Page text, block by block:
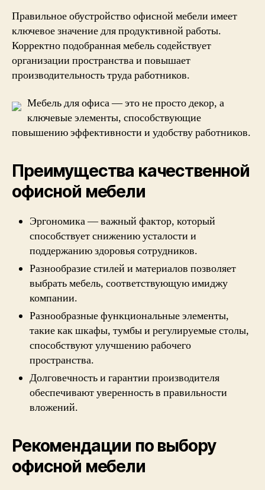
Правильное обустройство офисной мебели имеет
ключевое значение для продуктивной работы.
Корректно подобранная мебель содействует
организации пространства и повышает
производительность труда работников.
Мебель для офиса — это не просто декор, а
ключевые элементы, способствующие
повышению эффективности и удобству работников.
Преимущества качественной
офисной мебели
Эргономика — важный фактор, который
способствует снижению усталости и
поддержанию здоровья сотрудников.
Разнообразие стилей и материалов позволяет
выбрать мебель, соответствующую имиджу
компании.
Разнообразные функциональные элементы,
такие как шкафы, тумбы и регулируемые столы,
способствуют улучшению рабочего
пространства.
Долговечность и гарантии производителя
обеспечивают уверенность в правильности
вложений.
Рекомендации по выбору
офисной мебели